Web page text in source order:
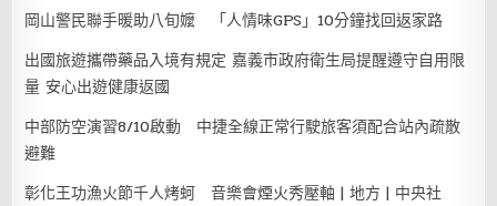
岡山警民聯手暖助八旬嬤 「人情味GPS」10分鐘找回返家路
出國旅遊攜帶藥品入境有規定 嘉義市政府衛生局提醒遵守自用限
量 安心出遊健康返國
中部防空演習8/10啟動 中捷全線正常行駛旅客須配合站內疏散
避難
彰化王功漁火節千人烤蚵 音樂會煙火秀壓軸 | 地方 | 中央社